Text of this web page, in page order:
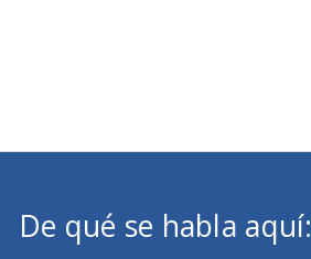
De qué se habla aquí: